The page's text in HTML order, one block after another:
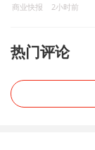
商业快报 2小时前
热门评论